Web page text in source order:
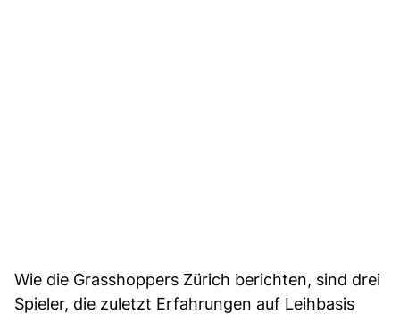
Wie die Grasshoppers Zürich berichten, sind drei
Spieler, die zuletzt Erfahrungen auf Leihbasis